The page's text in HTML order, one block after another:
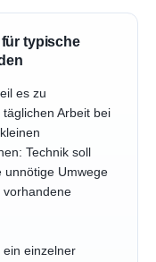
typische
es zu
Arbeit bei
Technik soll
unnötige Umwege
vorhandene
ein einzelner